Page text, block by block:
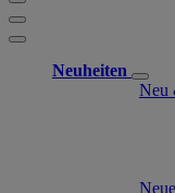
Neuheiten
Neu